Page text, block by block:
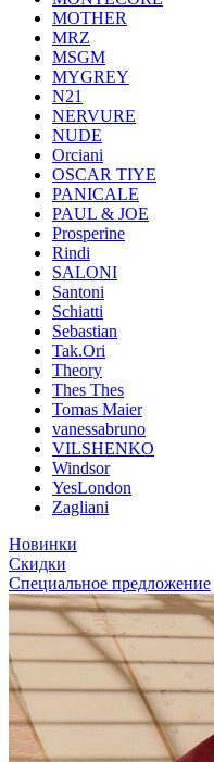
MOTHER
MRZ
MSGM
MYGREY
N21
NERVURE
NUDE
Orciani
OSCAR TIYE
PANICALE
PAUL & JOE
Prosperine
Rindi
SALONI
Santoni
Schiatti
Sebastian
Tak.Ori
Theory
Thes Thes
Tomas Maier
vanessabruno
VILSHENKO
Windsor
YesLondon
Zagliani
Новинки
Скидки
Специальное предложение